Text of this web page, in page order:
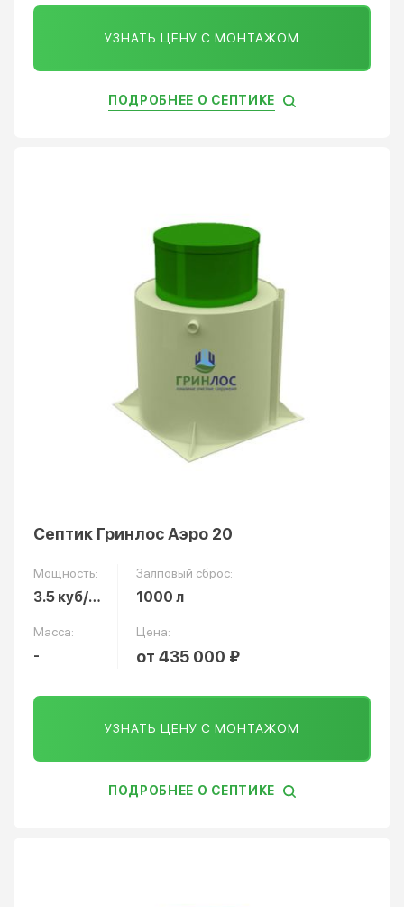
УЗНАТЬ ЦЕНУ С МОНТАЖОМ
ПОДРОБНЕЕ О СЕПТИКЕ
Септик Гринлос Аэро 20
Мощность:
3.5 куб/сут
Залповый сброс:
1000 л
Масса:
-
Цена:
от 435 000 ₽
УЗНАТЬ ЦЕНУ С МОНТАЖОМ
ПОДРОБНЕЕ О СЕПТИКЕ